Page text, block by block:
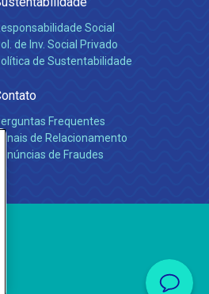
Social
de Inv. Social Privado
de Sustentabilidade
Frequentes
Canais de Relacionamento
Denúncias de Fraudes